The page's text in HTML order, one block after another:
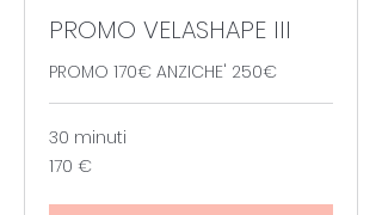
PROMO VELASHAPE III
PROMO 170€ ANZICHE' 250€
30 minuti
170
euro
170 €